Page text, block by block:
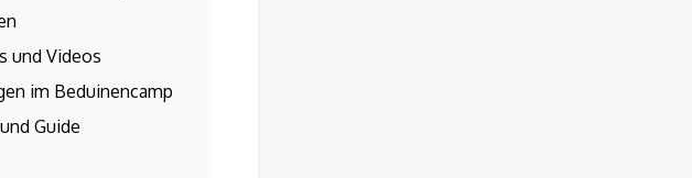
und Videos
im Beduinencamp
Guide